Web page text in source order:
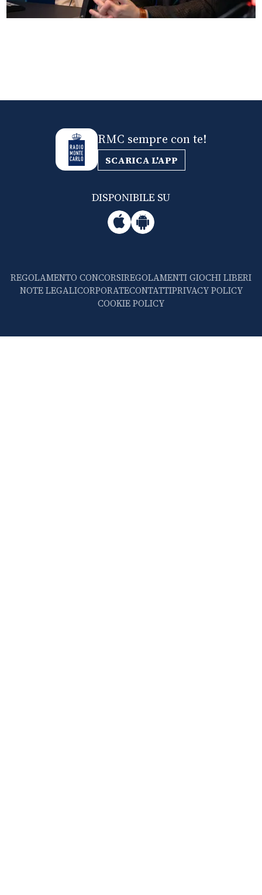
RMC sempre con te!
SCARICA L'APP
DISPONIBILE SU
REGOLAMENTO CONCORSIREGOLAMENTI GIOCHI LIBERI
NOTE LEGALICORPORATECONTATTIPRIVACY POLICY
COOKIE POLICY